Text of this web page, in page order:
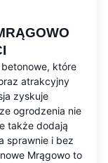
które
atrakcyjny
zyskuje
ogrodzenia nie
także dodają
sprawnie i bez
Mrągowo to